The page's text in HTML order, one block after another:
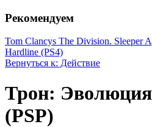
Рекомендуем
Tom Clancys The Division. Sleeper
Hardline (PS4)
Вернуться к: Действие
Трон:
(PSP)